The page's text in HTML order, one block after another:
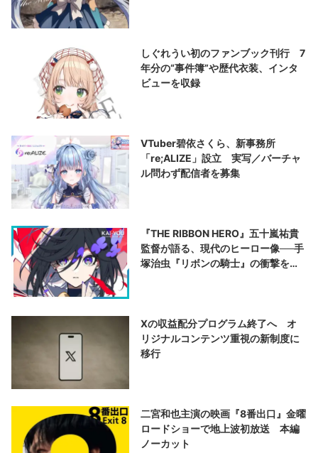
しぐれうい初のファンブック刊行 7
年分の“事件簿”や歴代衣装、インタ
ビューを収録
VTuber碧依さくら、新事務所
「re;ALIZE」設立 実写／バーチャ
ル問わず配信者を募集
『THE RIBBON HERO』五十嵐祐貴
監督が語る、現代のヒーロー像──手
塚治虫『リボンの騎士』の衝撃を再
Xの収益配分プログラム終了へ オ
リジナルコンテンツ重視の新制度に
移行
二宮和也主演の映画『8番出口』金曜
ロードショーで地上波初放送 本編
ノーカット